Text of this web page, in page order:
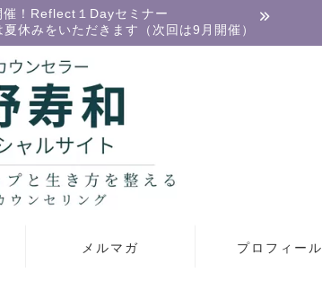
催！Reflect１Dayセミナー
休みをいただきます（次回は9月開催）
メルマガ プロフィール